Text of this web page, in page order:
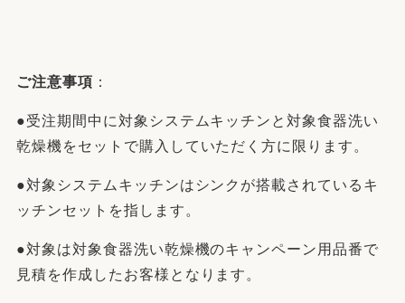
ご注意事項 ：
●受注期間中に対象システムキッチンと対象食器洗い
乾燥機をセットで購入していただく方に限ります。
●対象システムキッチンはシンクが搭載されているキ
ッチンセットを指します。
●対象は対象食器洗い乾燥機のキャンペーン用品番で
見積を作成したお客様となります。